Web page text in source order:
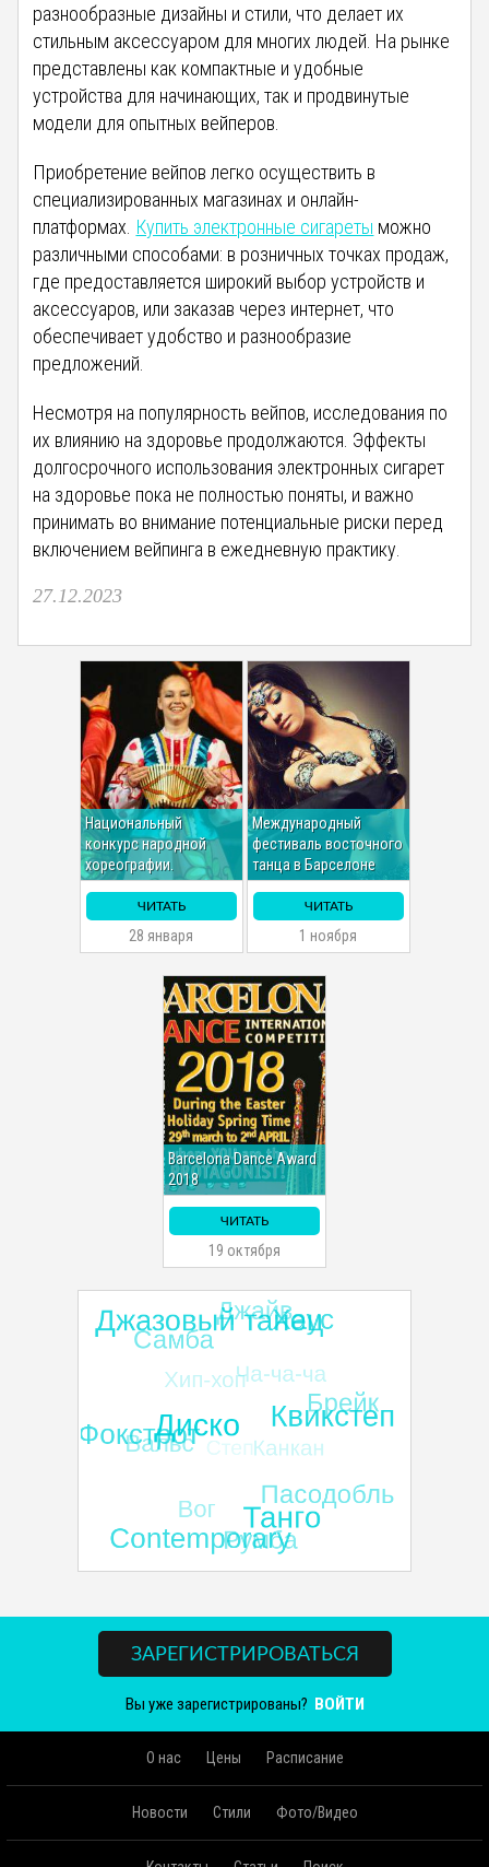
разнообразные дизайны и стили, что делает их
стильным аксессуаром для многих людей. На рынке
представлены как компактные и удобные
устройства для начинающих, так и продвинутые
модели для опытных вейперов.
Приобретение вейпов легко осуществить в
специализированных магазинах и онлайн-
платформах. Купить электронные сигареты можно
различными способами: в розничных точках продаж,
где предоставляется широкий выбор устройств и
аксессуаров, или заказав через интернет, что
обеспечивает удобство и разнообразие
предложений.
Несмотря на популярность вейпов, исследования по
их влиянию на здоровье продолжаются. Эффекты
долгосрочного использования электронных сигарет
на здоровье пока не полностью поняты, и важно
принимать во внимание потенциальные риски перед
включением вейпинга в ежедневную практику.
27.12.2023
Национальный
конкурс народной
хореографии.
ЧИТАТЬ
28 января
Международный
фестиваль восточного
танца в Барселоне
ЧИТАТЬ
1 ноября
Barcelona Dance Award
2018
ЧИТАТЬ
19 октября
ЗАРЕГИСТРИРОВАТЬСЯ
Вы уже зарегистрированы? ВОЙТИ
О нас Цены Расписание
Новости Стили Фото/Видео